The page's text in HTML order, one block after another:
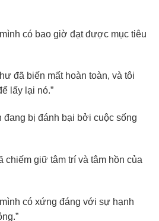
có bao giờ đạt được mục tiêu
đã biến mất hoàn toàn, và tôi
lấy lại nó.”
đang bị đánh bại bởi cuộc sống
chiếm giữ tâm trí và tâm hồn của
có xứng đáng với sự hạnh